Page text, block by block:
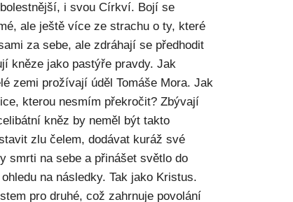
i svou Církví. Bojí se
ale ještě více ze strachu o ty, které
za sebe, ale zdráhají se předhodit
kněze jako pastýře pravdy. Jak
zemi prožívají úděl Tomáše Mora. Jak
kterou nesmím překročit? Zbývají
kněz by neměl být takto
zlu čelem, dodávat kuráž své
smrti na sebe a přinášet světlo do
na následky. Tak jako Kristus.
pro druhé, což zahrnuje povolání